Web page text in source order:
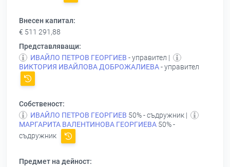
Внесен капитал:
€ 511 291,88
Представляващи:
ИВАЙЛО ПЕТРОВ ГЕОРГИЕВ - управител |
ВИКТОРИЯ ИВАЙЛОВА ДОБРОЖАЛИЕВА- управител
Собственост:
ИВАЙЛО ПЕТРОВ ГЕОРГИЕВ 50% - съдружник |
МАРГАРИТА ВАЛЕНТИНОВА ГЕОРГИЕВА 50% -
съдружник
Предмет на дейност: